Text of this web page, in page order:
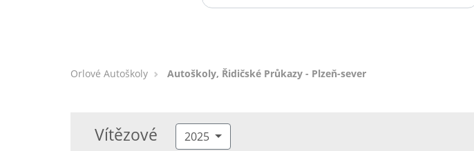
Orlové Autoškoly Autoškoly, Řidičské Průkazy - Plzeň-sever
Vítězové 2025